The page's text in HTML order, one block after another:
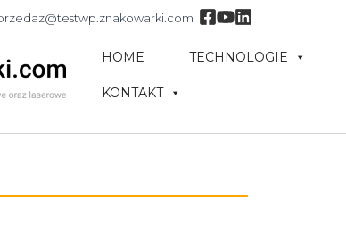
HOME TECHNOLOGIE
KONTAKT